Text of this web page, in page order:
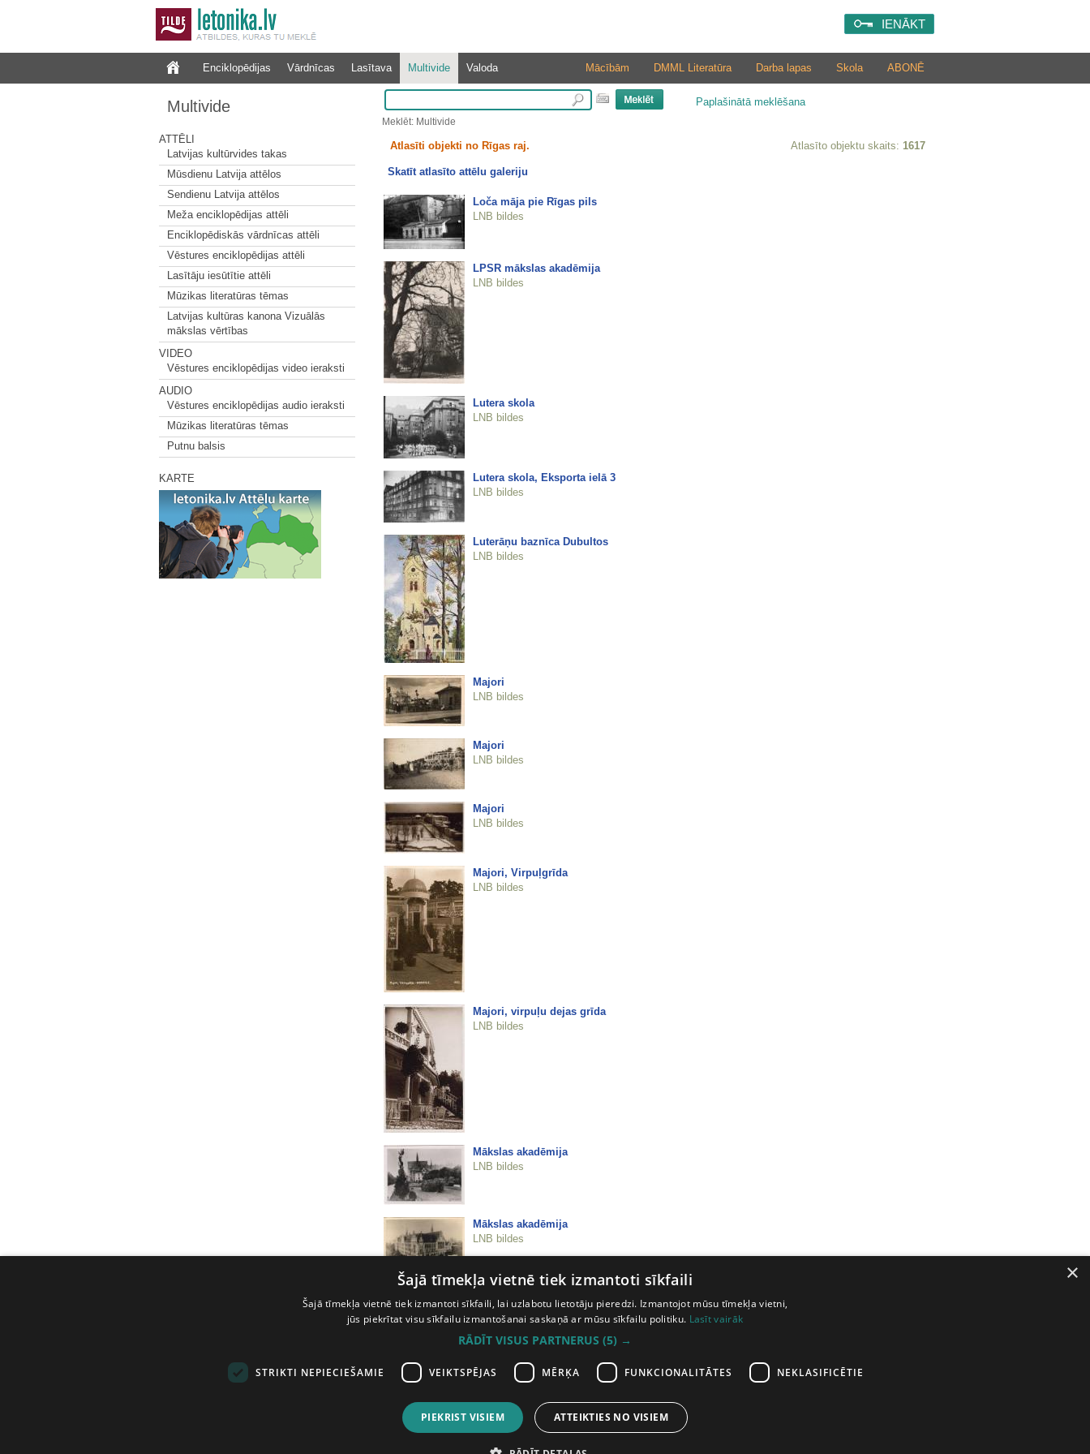
IENĀKT
Enciklopēdijas Vārdnīcas Lasītava Multivide Valoda ABONĒ
Skola
Darba lapas
DMML Literatūra
Mācībām
Multivide
ATTĒLI
Latvijas kultūrvides takas
Mūsdienu Latvija attēlos
Sendienu Latvija attēlos
Meža enciklopēdijas attēli
Enciklopēdiskās vārdnīcas attēli
Vēstures enciklopēdijas attēli
Lasītāju iesūtītie attēli
Mūzikas literatūras tēmas
Latvijas kultūras kanona Vizuālās
mākslas vērtības
VIDEO
Vēstures enciklopēdijas video ieraksti
AUDIO
Vēstures enciklopēdijas audio ieraksti
Mūzikas literatūras tēmas
Putnu balsis
KARTE
Paplašinātā meklēšana
Meklēt: Multivide
Atlasīti objekti no Rīgas raj. Atlasīto objektu skaits: 1617
Skatīt atlasīto attēlu galeriju
Loča māja pie Rīgas pils
LNB bildes
LPSR mākslas akadēmija
LNB bildes
Lutera skola
LNB bildes
Lutera skola, Eksporta ielā 3
LNB bildes
Luterāņu baznīca Dubultos
LNB bildes
Majori
LNB bildes
Majori
LNB bildes
Majori
LNB bildes
Majori, Virpuļgrīda
LNB bildes
Majori, virpuļu dejas grīda
LNB bildes
Mākslas akadēmija
LNB bildes
Mākslas akadēmija
LNB bildes
Mākslas akadēmija
LNB bildes
LNB bildes
iepriekšējā lapa 33 35 36 37 38 39 40 41 42 44
×
Šajā tīmekļa vietnē tiek izmantoti sīkfaili
Šajā tīmekļa vietnē tiek izmantoti sīkfaili, lai uzlabotu lietotāju pieredzi. Izmantojot mūsu tīmekļa vietni,
jūs piekrītat visu sīkfailu izmantošanai saskaņā ar mūsu sīkfailu politiku. Lasīt vairāk
RĀDĪT VISUS PARTNERUS (5) →
STRIKTI NEPIECIEŠAMIE VEIKTSPĒJAS MĒRĶA FUNKCIONALITĀTES NEKLASIFICĒTIE
PIEKRIST VISIEM ATTEIKTIES NO VISIEM